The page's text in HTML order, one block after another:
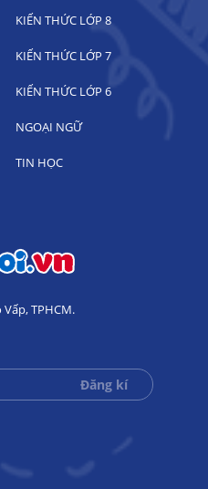
KIẾN THỨC LỚP 8
KIẾN THỨC LỚP 7
KIẾN THỨC LỚP 6
NGOẠI NGỮ
TIN HỌC
TPHCM.